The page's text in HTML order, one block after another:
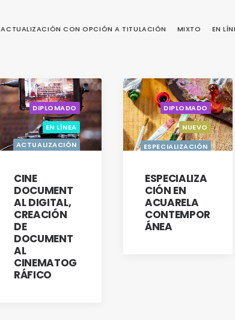
ACTUALIZACIÓN CON OPCIÓN A TITULACIÓN MIXTO EN
DIPLOMADO
EN LÍNEA
ACTUALIZACIÓN
CINE
DOCUMENT
AL DIGITAL,
CREACIÓN
DE
DOCUMENT
AL
CINEMATOG
RÁFICO
DIPLOMADO
NUEVO
ESPECIALIZACIÓN
ACTUALIZACIÓN
CON OPCIÓN A
TITULACIÓN
ESPECIALIZA
CIÓN EN
ACUARELA
CONTEMPOR
ÁNEA